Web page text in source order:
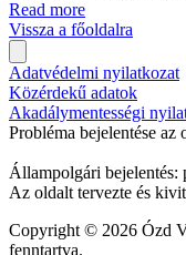
Read more
Vissza a főoldalra
Adatvédelmi nyilatkozat
Közérdekű adatok
Akadálymentességi
Probléma bejelentése
Állampolgári bejelentés:
Az oldalt tervezte és
Copyright © 2026 Ózd
fenntartva.